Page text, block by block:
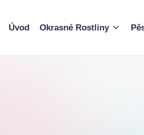
Úvod Okrasné Rostliny